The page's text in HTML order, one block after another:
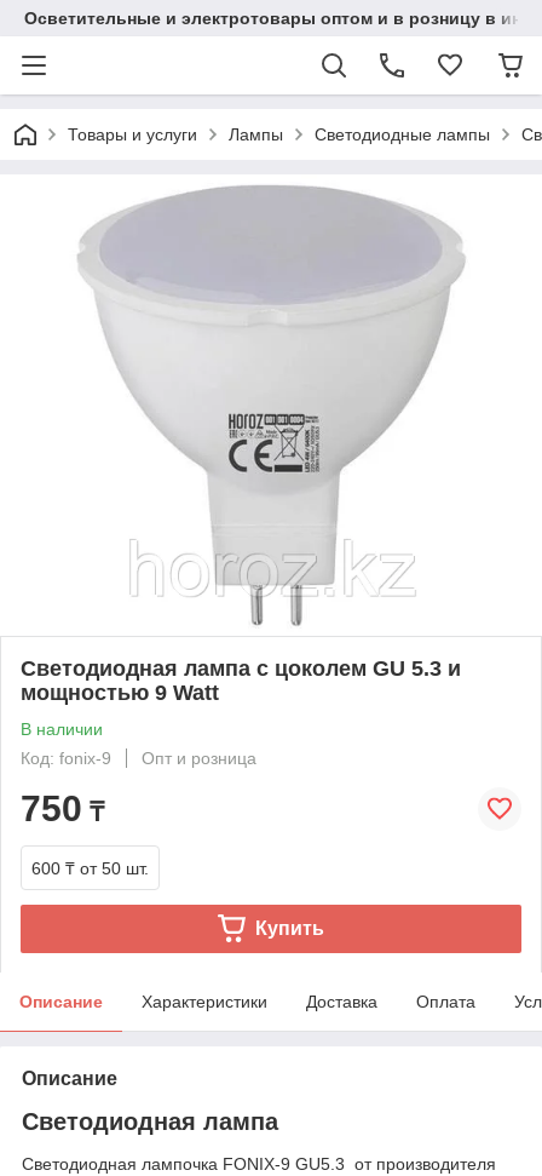
Осветительные и электротовары оптом и в розницу в
Товары и услуги Лампы Светодиодные лампы
Светодиодная лампа с цоколем GU 5.3 и
мощностью 9 Watt
В наличии
Код: fonix-9
Опт и розница
750 ₸
600 ₸ от 50 шт.
Купить
Описание Характеристики Доставка Оплата
Описание
Светодиодная лампа
Светодиодная лампочка FONIX-9 GU5.3 от производителя